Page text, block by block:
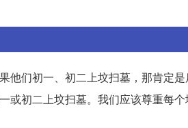
他们初一、初二上坟扫墓，那肯定
或初二上坟扫墓。我们应该尊重每个